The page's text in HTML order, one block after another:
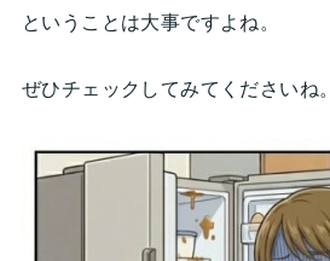
ということは大事ですよね。
ぜひチェックしてみてくださいね。